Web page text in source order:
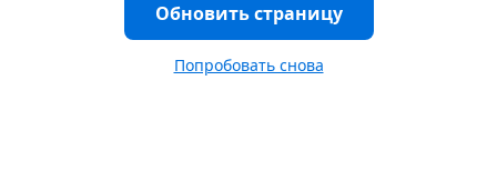
Обновить страницу
Попробовать снова